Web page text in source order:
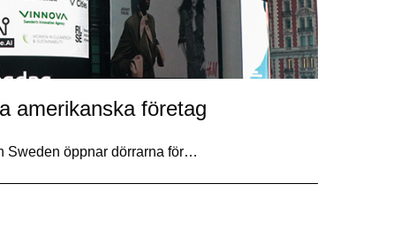
amerikanska företag
Sweden öppnar dörrarna för…